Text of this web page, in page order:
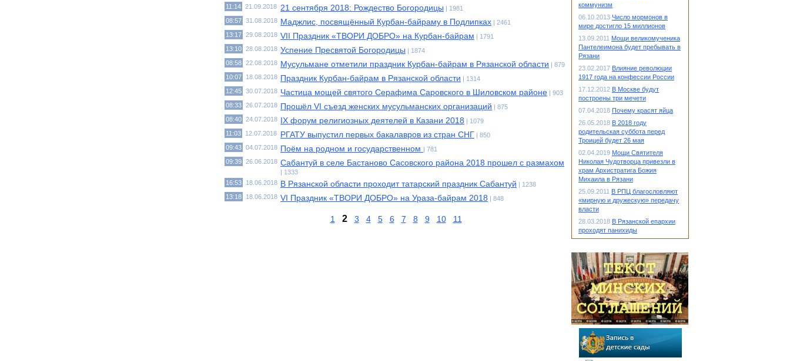
11:14 21.09.2018 21 сентября 2018: Рождество Богородицы | 1981
08:57 31.08.2018 Маджлис, посвящённый Курбан-байраму в Подлипках | 2461
13:17 29.08.2018 VII Праздник «ТВОРИ ДОБРО» на Курбан-байрам | 1791
13:10 28.08.2018 Успение Пресвятой Богородицы | 1874
08:58 22.08.2018 Мусульмане отметили праздник Курбан-байрам в Рязанской области | 879
10:07
18.08.2018 Праздник Курбан-байрам в Рязанской области | 1314
12:45 30.07.2018 Частица мощей святого Серафима Саровского в Шиловском районе | 903
08:33 26.07.2018 Прошёл VI съезд женских мусульманских организаций | 875
08:40 24.07.2018 IX форум религиозных деятелей в Казани 2018 | 1079
11:03
12.07.2018 РГАТУ выпустил первых бакалавров из стран СНГ | 850
09:43 04.07.2018 Поём на родном и государственном | 781
09:39 26.06.2018 Сабантуй в селе Бастаново Сасовского района 2018 прошел с размахом
| 1333
16:53
18.06.2018 В Рязанской области проходит татарский праздник Сабантуй | 1238
13:18
18.06.2018 VI Праздник «ТВОРИ ДОБРО» на Ураза-байрам 2018 | 848
1 2 3 4 5 6 7 8 9 10 11
коммунизм
06.10.2013 Число мормонов в
мире достигло 15 миллионов
13.09.2011 Мощи великомученика
Пантелеимона будет пребывать в
Рязани
23.02.2017 Влияние революции
1917 года на конфессии России
17.12.2012 В Москве будут
построены три мечети
07.04.2018 Почему красят яйца
26.05.2018 В 2018 году
родительская суббота перед
Троицей будет 26 мая
02.04.2019 Мощи Святителя
Николая Чудотворца привезли в
храм Архистратига Божия
Михаила в Рязани
25.09.2011 В РПЦ благословляют
«мирную и дружескую» передачу
власти
28.03.2018 В Рязанской епархии
проходят панихиды